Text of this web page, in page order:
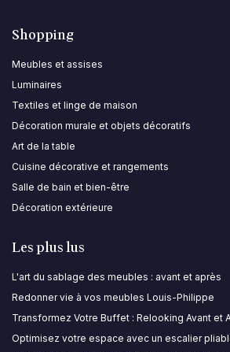
Shopping
Meubles et assises
Luminaires
Textiles et linge de maison
Décoration murale et objets décoratifs
Art de la table
Cuisine décorative et rangements
Salle de bain et bien-être
Décoration extérieure
Les plus lus
L'art du sablage des meubles : avant et après
Redonner vie à vos meubles Louis-Philippe
Transformez Votre Buffet : Relooking Avant et
Optimisez votre espace avec un escalier